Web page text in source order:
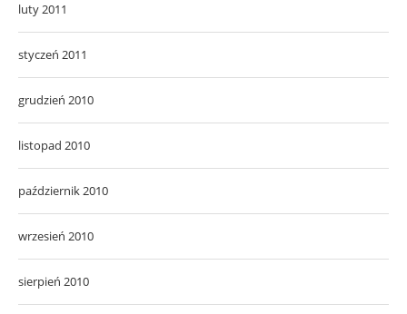
luty 2011
styczeń 2011
grudzień 2010
listopad 2010
październik 2010
wrzesień 2010
sierpień 2010